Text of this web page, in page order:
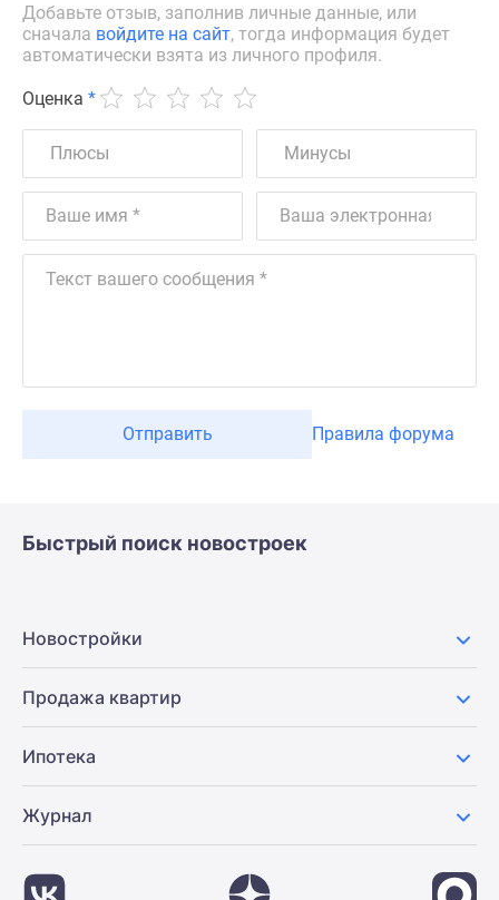
Добавьте отзыв, заполнив личные данные, или
сначала войдите на сайт, тогда информация будет
автоматически взята из личного профиля.
Оценка *
Отправить Правила форума
Быстрый поиск новостроек
Новостройки
Продажа квартир
Ипотека
Журнал